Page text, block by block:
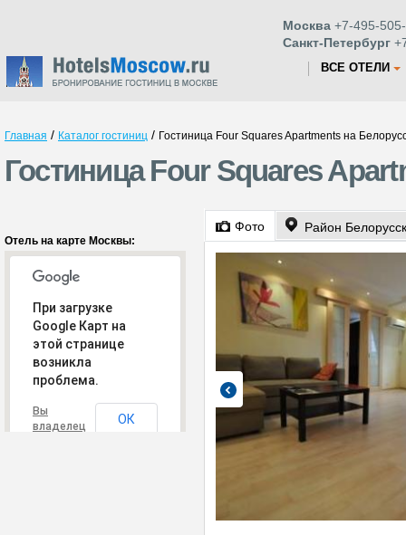
Москва +7-495-
Санкт-Петербург
ВСЕ ОТЕЛИ
Главная / Каталог гостиниц / Гостиница Four Squares Apartments на
Гостиница Four Squares
Отель на карте Москвы:
При загрузке
Google Карт на
этой странице
возникла
проблема.
Вы
владелец
ОК
Фото Район